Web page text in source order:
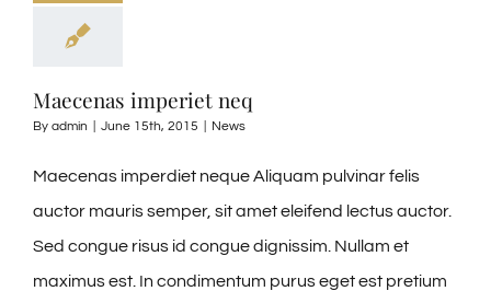
Maecenas imperiet neq
By admin June 15th, 2015 News
Maecenas imperdiet neque Aliquam pulvinar felis
auctor mauris semper, sit amet eleifend lectus auctor.
Sed congue risus id congue dignissim. Nullam et
maximus est. In condimentum purus eget est pretium